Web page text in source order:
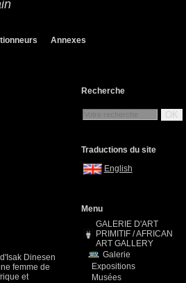
Annexes
Dinesen
femme de
et
Recherche
OK
Traductions du site
English
Menu
GALERIE D'ART
PRIMITIF / AFRICAN
ART GALLERY
Galerie
Expositions
Musées